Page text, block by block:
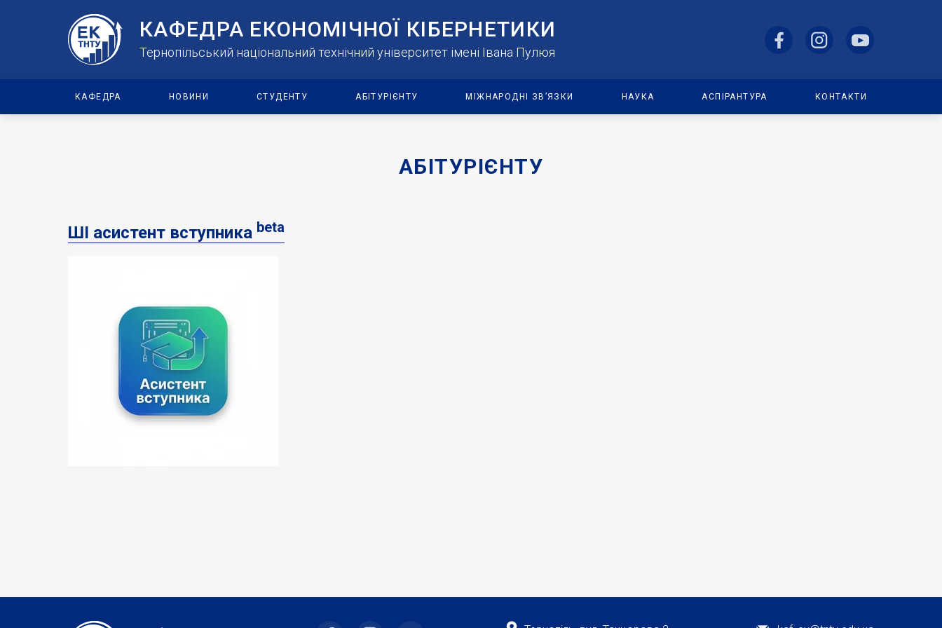
КАФЕДРА ЕКОНОМІЧНОЇ КІБЕРНЕТИКИ
Тернопільський національний технічний університет імені Івана Пулюя
КАФЕДРА НОВИНИ СТУДЕНТУ АБІТУРІЄНТУ МІЖНАРОДНІ ЗВ’ЯЗКИ НАУКА АСПІРАНТУРА КОНТАКТИ
АБІТУРІЄНТУ
ШІ асистент вступника beta